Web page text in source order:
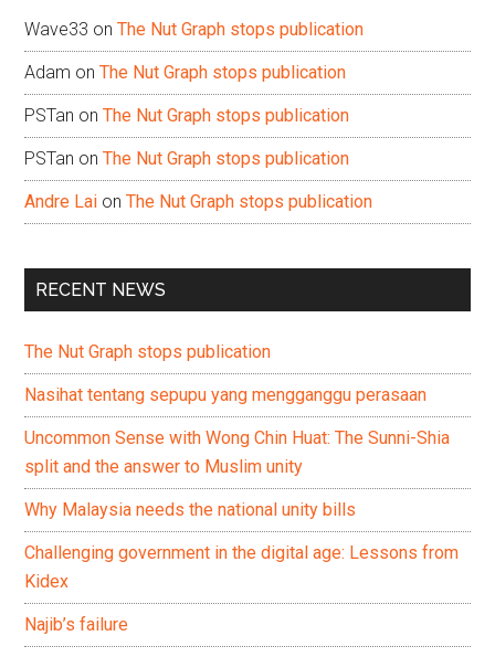
Wave33 onThe Nut Graph stops publication
Adam onThe Nut Graph stops publication
PSTan onThe Nut Graph stops publication
PSTan onThe Nut Graph stops publication
Andre Lai onThe Nut Graph stops publication
RECENT NEWS
The Nut Graph stops publication
Nasihat tentang sepupu yang mengganggu perasaan
Uncommon Sense with Wong Chin Huat: The Sunni-Shia
split and the answer to Muslim unity
Why Malaysia needs the national unity bills
Challenging government in the digital age: Lessons from
Kidex
Najib’s failure